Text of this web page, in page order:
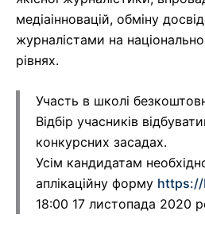
медіаінновацій, обміну
журналістами на
рівнях.
Участь в школі
Відбір учасників
конкурсних засадах.
Усім кандидатам
аплікаційну форму https://
18:00 17 листопада 2020